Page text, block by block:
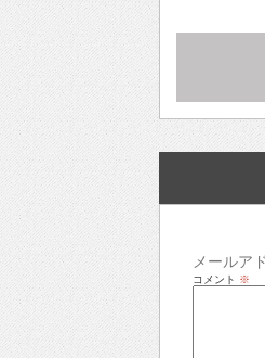
メールア
コメント ※